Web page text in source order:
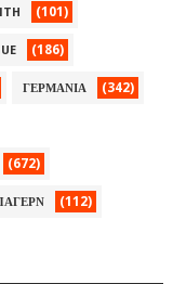
(101)
(186)
ΓΕΡΜΑΝΙΑ (342)
(672)
(112)